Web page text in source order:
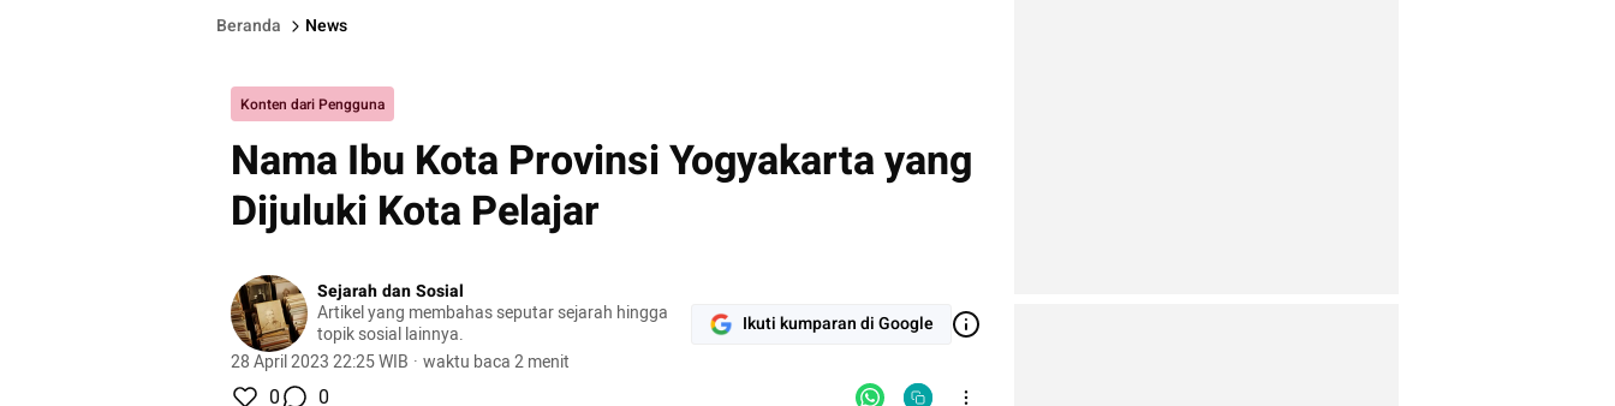
Beranda News
Konten dari Pengguna
Nama Ibu Kota Provinsi Yogyakarta yang
Dijuluki Kota Pelajar
Sejarah dan Sosial
Artikel yang membahas seputar sejarah hingga
topik sosial lainnya.
28 April 2023 22:25 WIB · waktu baca 2 menit
Ikuti kumparan di Google
0 0